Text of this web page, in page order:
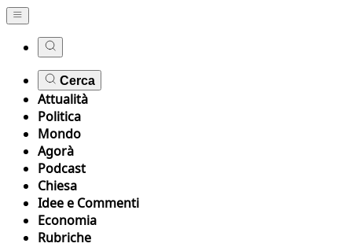
Cerca
Attualità
Politica
Mondo
Agorà
Podcast
Chiesa
Idee e Commenti
Economia
Rubriche